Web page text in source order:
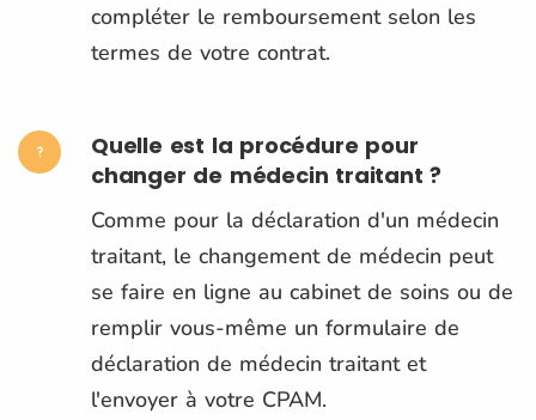
compléter le remboursement selon les
termes de votre contrat.
Quelle est la procédure pour
changer de médecin traitant ?
Comme pour la déclaration d'un médecin
traitant, le changement de médecin peut
se faire en ligne au cabinet de soins ou de
remplir vous-même un formulaire de
déclaration de médecin traitant et
l'envoyer à votre CPAM.